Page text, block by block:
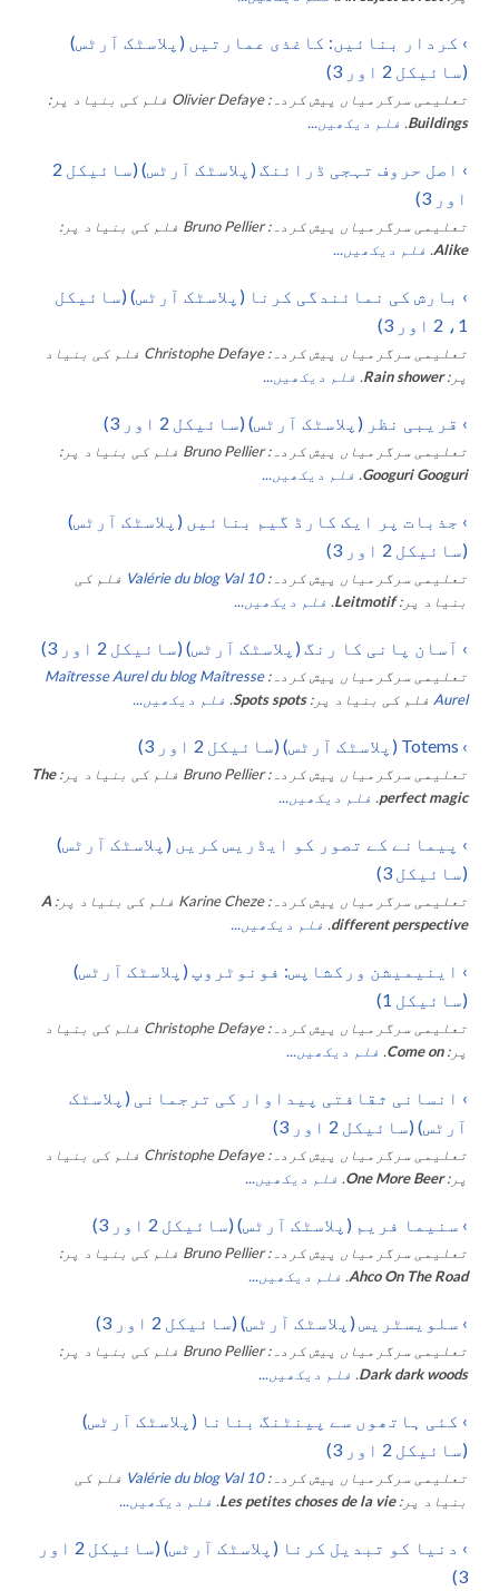
› کردار بنائیں: کاغذی عمارتیں (پلاسٹک آرٹس)
(سائیکل 2 اور 3)
تعلیمی سرگرمیاں پیش کردہ: Olivier Defaye فلم کی بنیاد پر:
Buildings
. فلم دیکھیں...
›
اصل حروف تہجی ڈرائنگ (پلاسٹک آرٹس) (سائیکل 2
اور 3)
تعلیمی سرگرمیاں پیش کردہ: Bruno Pellier فلم کی بنیاد پر:
Alike
. فلم دیکھیں...
› بارش کی نمائندگی کرنا (پلاسٹک آرٹس) (سائیکل
1، 2 اور 3)
تعلیمی سرگرمیاں پیش کردہ: Christophe Defaye فلم کی بنیاد
پر: Rain shower
. فلم دیکھیں...
› قریبی نظر (پلاسٹک آرٹس) (سائیکل 2 اور 3)
تعلیمی سرگرمیاں پیش کردہ: Bruno Pellier فلم کی بنیاد پر:
Googuri Googuri
. فلم دیکھیں...
› جذبات پر ایک کارڈ گیم بنائیں (پلاسٹک آرٹس)
(سائیکل 2 اور 3)
تعلیمی سرگرمیاں پیش کردہ: Valérie du blog Val 10 فلم کی
بنیاد پر: Leitmotif
. فلم دیکھیں...
› آسان پانی کا رنگ (پلاسٹک آرٹس) (سائیکل 2 اور 3)
تعلیمی سرگرمیاں پیش کردہ: Maîtresse Aurel du blog Maîtresse
Aurel فلم کی بنیاد پر: Spots spots
. فلم دیکھیں...
› Totems (پلاسٹک آرٹس) (سائیکل 2 اور 3)
تعلیمی سرگرمیاں پیش کردہ: Bruno Pellier فلم کی بنیاد پر: The
perfect magic
. فلم دیکھیں...
› پیمانے کے تصور کو ایڈریس کریں (پلاسٹک آرٹس)
(سائیکل 3)
تعلیمی سرگرمیاں پیش کردہ: Karine Cheze فلم کی بنیاد پر: A
different perspective
. فلم دیکھیں...
› اینیمیشن ورکشاپس: فونوٹروپ (پلاسٹک آرٹس)
(سائیکل 1)
تعلیمی سرگرمیاں پیش کردہ: Christophe Defaye فلم کی بنیاد
پر: Come on
. فلم دیکھیں...
› انسانی ثقافتی پیداوار کی ترجمانی (پلاسٹک
آرٹس) (سائیکل 2 اور 3)
تعلیمی سرگرمیاں پیش کردہ: Christophe Defaye فلم کی بنیاد
پر: One More Beer
. فلم دیکھیں...
› سنیما فریم (پلاسٹک آرٹس) (سائیکل 2 اور 3)
تعلیمی سرگرمیاں پیش کردہ: Bruno Pellier فلم کی بنیاد پر:
Ahco On The Road
. فلم دیکھیں...
› سلویسٹریس (پلاسٹک آرٹس) (سائیکل 2 اور 3)
تعلیمی سرگرمیاں پیش کردہ: Bruno Pellier فلم کی بنیاد پر:
Dark dark woods
. فلم دیکھیں...
› کئی ہاتھوں سے پینٹنگ بنانا (پلاسٹک آرٹس)
(سائیکل 2 اور 3)
تعلیمی سرگرمیاں پیش کردہ: Valérie du blog Val 10 فلم کی
بنیاد پر: Les petites choses de la vie
. فلم دیکھیں...
›
دنیا کو تبدیل کرنا (پلاسٹک آرٹس) (سائیکل 2 اور
3)